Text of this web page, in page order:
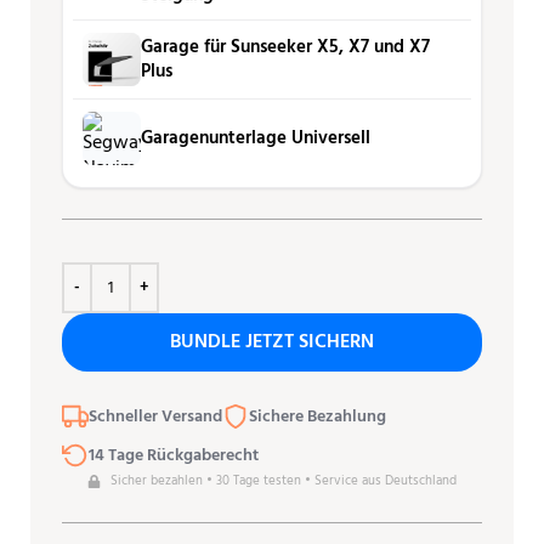
Garage für Sunseeker X5, X7 und X7
Plus
Garagenunterlage Universell
BUNDLE JETZT SICHERN
Schneller Versand
Sichere Bezahlung
14 Tage Rückgaberecht
Sicher bezahlen • 30 Tage testen • Service aus Deutschland